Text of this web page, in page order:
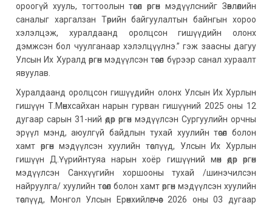
ороогүй хууль, тогтоолын төсөл өргөн мэдүүлснийг Зөвлөлийн
саналыг харгалзан Төрийн байгуулалтын байнгын хороо
хэлэлцэж, хуралдаанд оролцсон гишүүдийн олонх
дэмжсэн бол чуулганаар хэлэлцүүлнэ.” гэж заасны дагуу
Улсын Их Хуралд өргөн мэдүүлсэн төсөл бүрээр санал хураалт
явуулав.
Хуралдаанд оролцсон гишүүдийн олонх Улсын Их Хурлын
гишүүн Т.Мөнхсайхан нарын гурван гишүүний 2025 оны 12
дугаар сарын 31-ний өдөр өргөн мэдүүлсэн Сургуулийн орчны
эрүүл мэнд, аюулгүй байдлын тухай хуулийн төсөл болон
хамт өргөн мэдүүлсэн хуулийн төслүүд, Улсын Их Хурлын
гишүүн Д.Үүрийнтуяа нарын хоёр гишүүний мөн өдөр өргөн
мэдүүлсэн Санхүүгийн хоршооны тухай /шинэчилсэн
найруулга/ хуулийн төсөл болон хамт өргөн мэдүүлсэн хуулийн
төслүүд, Монгол Улсын Ерөнхийлөгчөөс 2026 оны 03 дугаар